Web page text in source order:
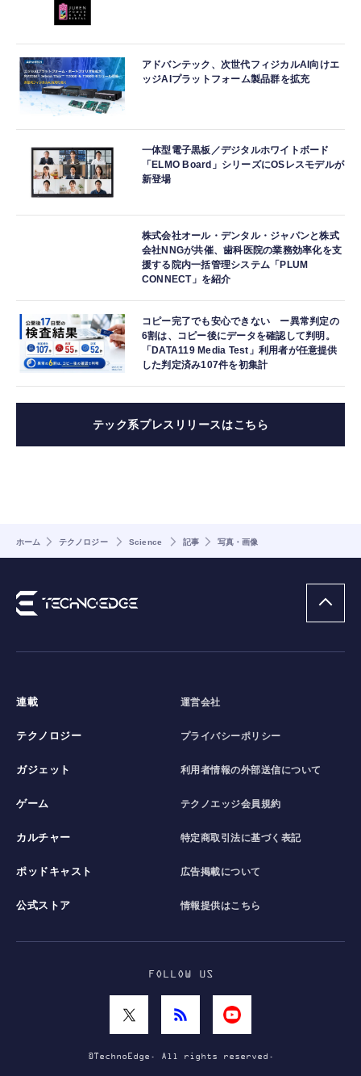
アドバンテック、次世代フィジカルAI向けエ
ッジAIプラットフォーム製品群を拡充
一体型電子黒板／デジタルホワイトボード
「ELMO Board」シリーズにOSレスモデルが
新登場
株式会社オール・デンタル・ジャパンと株式
会社NNGが共催、歯科医院の業務効率化を支
援する院内一括管理システム「PLUM
CONNECT」を紹介
コピー完了でも安心できない ー異常判定の
6割は、コピー後にデータを確認して判明。
「DATA119 Media Test」利用者が任意提供
した判定済み107件を初集計
テック系プレスリリースはこちら
ホーム テクノロジー Science 記事 写真・画像
連載
テクノロジー
ガジェット
ゲーム
カルチャー
ポッドキャスト
公式ストア
運営会社
プライバシーポリシー
利用者情報の外部送信について
テクノエッジ会員規約
特定商取引法に基づく表記
広告掲載について
情報提供はこちら
FOLLOW US
©TechnoEdge. All rights reserved.